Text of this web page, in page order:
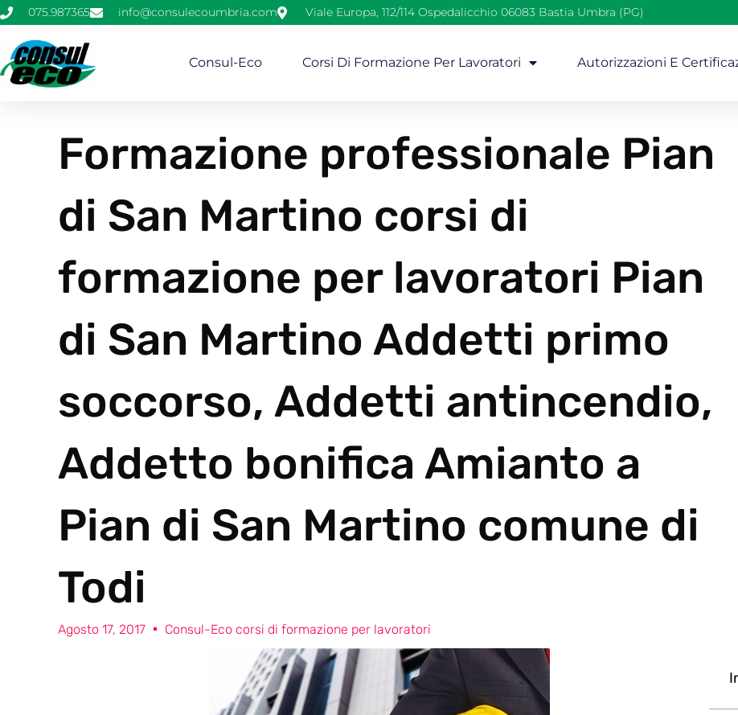
075.987365 info@consulecoumbria.com Viale Europa, 112/114 Ospedalicchio 06083 Bastia Umbra (PG)
Consul-Eco Corsi Di Formazione Per Lavoratori Autorizzazioni E
Formazione professionale Pian
di San Martino corsi di
formazione per lavoratori Pian
di San Martino Addetti primo
soccorso, Addetti antincendio,
Addetto bonifica Amianto a
Pian di San Martino comune di
Todi
Agosto 17, 2017 Consul-Eco corsi di formazione per lavoratori